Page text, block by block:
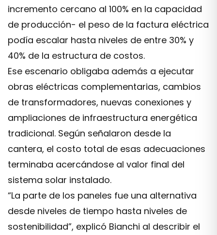
incremento cercano al 100% en la capacidad
de producción- el peso de la factura eléctrica
podía escalar hasta niveles de entre 30% y
40% de la estructura de costos.
Ese escenario obligaba además a ejecutar
obras eléctricas complementarias, cambios
de transformadores, nuevas conexiones y
ampliaciones de infraestructura energética
tradicional. Según señalaron desde la
cantera, el costo total de esas adecuaciones
terminaba acercándose al valor final del
sistema solar instalado.
“La parte de los paneles fue una alternativa
desde niveles de tiempo hasta niveles de
sostenibilidad”, explicó Bianchi al describir el